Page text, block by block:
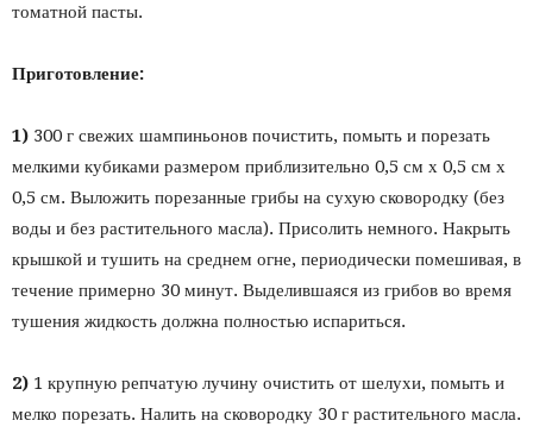
томатной пасты.
Приготовление:
1) 300 г свежих шампиньонов почистить, помыть и порезать
мелкими кубиками размером приблизительно 0,5 см х 0,5 см х
0,5 см. Выложить порезанные грибы на сухую сковородку (без
воды и без растительного масла). Присолить немного. Накрыть
крышкой и тушить на среднем огне, периодически помешивая, в
течение примерно 30 минут. Выделившаяся из грибов во время
тушения жидкость должна полностью испариться.
2) 1 крупную репчатую лучину очистить от шелухи, помыть и
мелко порезать. Налить на сковородку 30 г растительного масла.